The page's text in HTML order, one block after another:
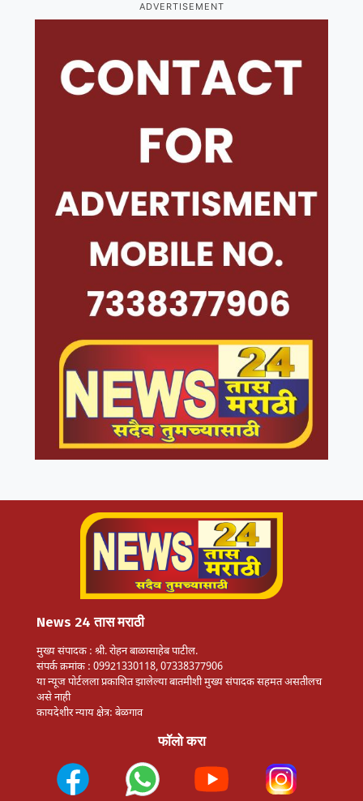
ADVERTISEMENT
News 24 तास मराठी
मुख्य संपादक : श्री. रोहन बाळासाहेब पाटील.
संपर्क क्रमांक : 09921330118, 07338377906
या न्यूज पोर्टलला प्रकाशित झालेल्या बातमीशी मुख्य संपादक सहमत असतीलच
असे नाही
कायदेशीर न्याय क्षेत्र: बेळगाव
फॉलो करा